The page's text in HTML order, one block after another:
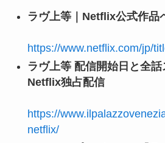
ラヴ上等｜Netflix公式作品
https://www.netflix.com/jp/
ラヴ上等 配信開始日と全話
Netflix独占配信
https://
netflix/